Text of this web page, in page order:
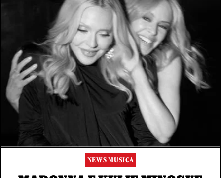
NEWS MUSICA